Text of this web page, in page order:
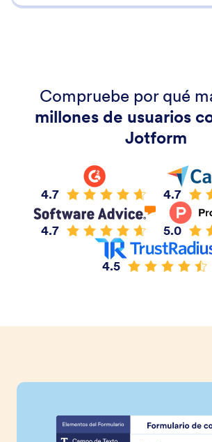
Compruebe por qué
millones de usuarios
Jotform
4.7 4.7
4.7 5.0
4.5